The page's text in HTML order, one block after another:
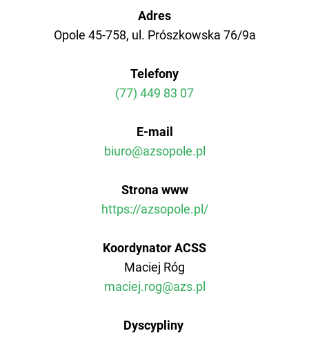
AZS AWF Poznań
Adres
Opole 45-758, ul. Prószkowska 76/9a
Telefony
(77) 449 83 07
E-mail
biuro@azsopole.pl
Strona www
https://azsopole.pl/
Koordynator ACSS
Maciej Róg
maciej.rog@azs.pl
Dyscypliny